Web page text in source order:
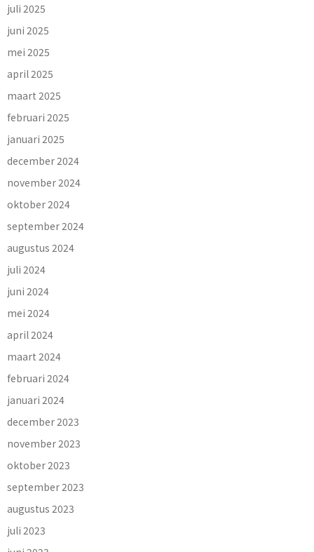
juli 2025
juni 2025
mei 2025
april 2025
maart 2025
februari 2025
januari 2025
december 2024
november 2024
oktober 2024
september 2024
augustus 2024
juli 2024
juni 2024
mei 2024
april 2024
maart 2024
februari 2024
januari 2024
december 2023
november 2023
oktober 2023
september 2023
augustus 2023
juli 2023